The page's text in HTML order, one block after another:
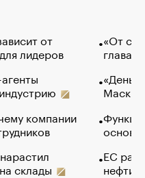
от
лидеров
компании
склады
«От
глава
Маск в
основ
ЕС
нефти